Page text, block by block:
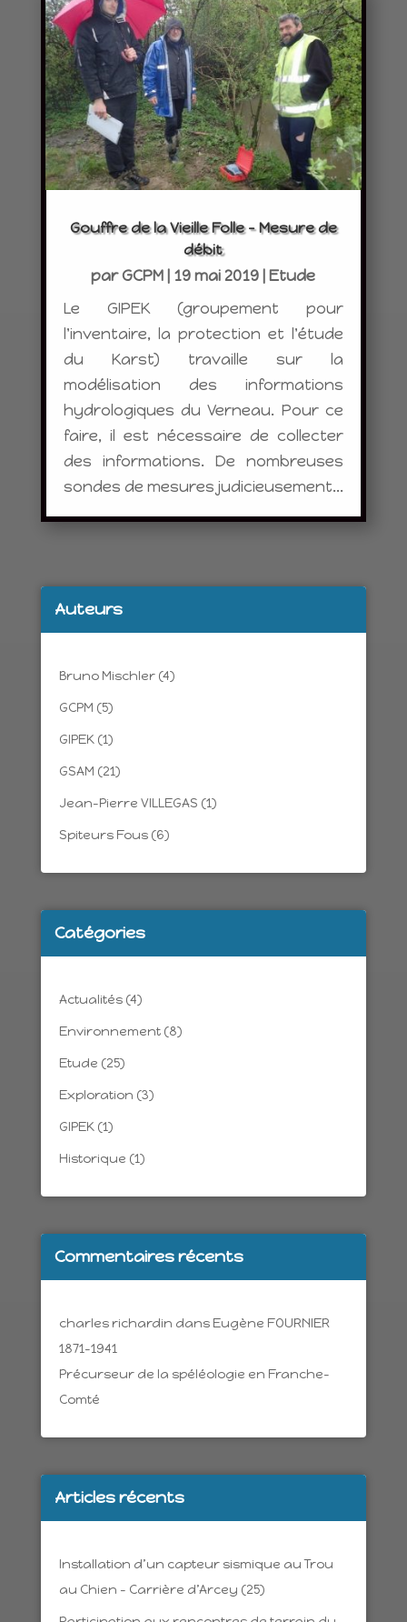
Gouffre de la Vieille Folle – Mesure de
débit
parGCPM | 19 mai 2019 |Etude
Le GIPEK (groupement pour
l'inventaire, la protection et l'étude
du Karst) travaille sur la
modélisation des informations
hydrologiques du Verneau. Pour ce
faire, il est nécessaire de collecter
des informations. De nombreuses
sondes de mesures judicieusement...
Auteurs
Bruno Mischler(4)
GCPM (5)
GIPEK(1)
GSAM (21)
Jean-Pierre VILLEGAS (1)
Spiteurs Fous(6)
Catégories
Actualités(4)
Environnement(8)
Etude (25)
Exploration (3)
GIPEK(1)
Historique (1)
Commentaires récents
charles richardin dans Eugène FOURNIER
1871-1941
Précurseur de la spéléologie en Franche-
Comté
Articles récents
Installation d’un capteur sismique au Trou
au Chien – Carrière d’Arcey (25)